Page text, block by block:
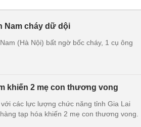
Nam cháy dữ dội
(Hà Nội) bất ngờ bốc cháy, 1 cụ ông
khiến 2 mẹ con thương vong
các lực lượng chức năng tỉnh Gia Lai
tạp hóa khiến 2 mẹ con thương vong.